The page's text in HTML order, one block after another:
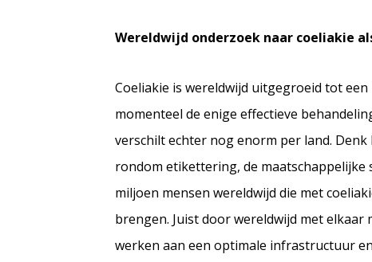
Wereldwijd onderzoek naar coeliakie
Coeliakie is wereldwijd uitgegroeid tot
momenteel de enige effectieve
verschilt echter nog enorm per land.
rondom etikettering, de maatschappelijke
miljoen mensen wereldwijd die met
brengen. Juist door wereldwijd met
werken aan een optimale infrastructuur